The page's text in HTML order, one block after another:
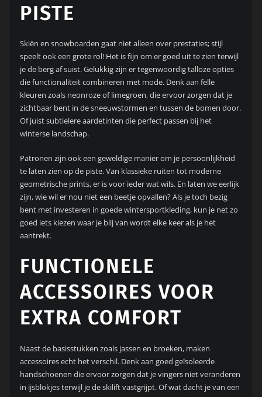
PISTE
Skiën en snowboarden gaat niet alleen over prestaties; stijl
speelt ook een grote rol! Het is fijn om er goed uit te zien terwijl
je de berg af suist. Gelukkig zijn er tegenwoordig talloze opties
die functionaliteit combineren met mode. Denk aan felle
kleuren zoals neonroze of limegroen, die ervoor zorgen dat je
zichtbaar bent in de sneeuwstormen en tussen de bomen door.
Of juist subtielere aardetinten die perfect passen bij het
winterse landschap.
Patronen zijn ook een geweldige manier om je persoonlijkheid
te laten zien op de piste. Van klassieke ruiten tot moderne
geometrische prints, er is voor ieder wat wils. En laten we eerlijk
zijn, wie wil er nou niet een beetje opvallen? Als je toch bezig
bent met investeren in goede wintersportkleding, kun je net zo
goed iets kiezen waar je blij van wordt elke keer als je het
aantrekt.
FUNCTIONELE
ACCESSOIRES VOOR
EXTRA COMFORT
Naast de basisstukken zoals jassen en broeken, maken
accessoires echt het verschil. Denk aan goed geïsoleerde
handschoenen die ervoor zorgen dat je vingers niet veranderen
in ijsblokjes terwijl je de skilift vastgrijpt. Of wat dacht je van een